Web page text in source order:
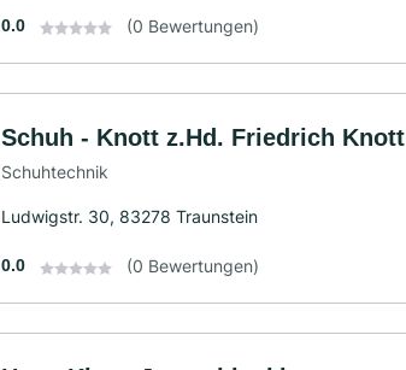
0.0 (0 Bewertungen)
Schuh - Knott z.Hd. Friedrich Knott
Schuhtechnik
Ludwigstr. 30, 83278 Traunstein
0.0 (0 Bewertungen)